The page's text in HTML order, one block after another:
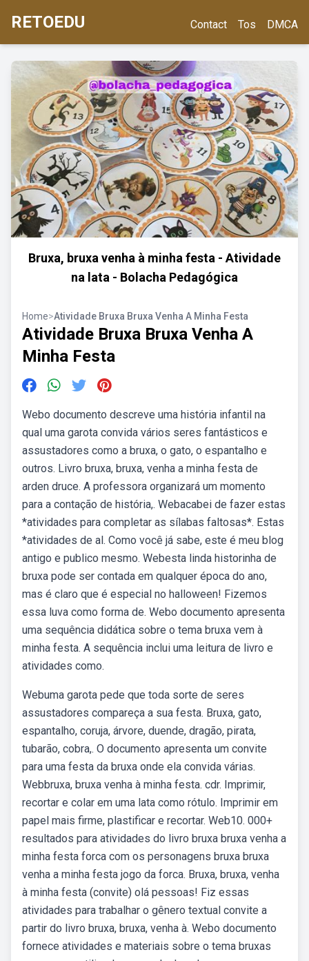
RETOEDU Contact Tos DMCA
Bruxa, bruxa venha à minha festa - Atividade
na lata - Bolacha Pedagógica
Home>Atividade Bruxa Bruxa Venha A Minha Festa
Atividade Bruxa Bruxa Venha A
Minha Festa
Webo documento descreve uma história infantil na
qual uma garota convida vários seres fantásticos e
assustadores como a bruxa, o gato, o espantalho e
outros. Livro bruxa, bruxa, venha a minha festa de
arden druce. A professora organizará um momento
para a contação de história,. Webacabei de fazer estas
*atividades para completar as sílabas faltosas*. Estas
*atividades de al. Como você já sabe, este é meu blog
antigo e publico mesmo. Webesta linda historinha de
bruxa pode ser contada em qualquer época do ano,
mas é claro que é especial no halloween! Fizemos
essa luva como forma de. Webo documento apresenta
uma sequência didática sobre o tema bruxa vem à
minha festa. A sequência inclui uma leitura de livro e
atividades como.
Webuma garota pede que toda sorte de seres
assustadores compareça a sua festa. Bruxa, gato,
espantalho, coruja, árvore, duende, dragão, pirata,
tubarão, cobra,. O documento apresenta um convite
para uma festa da bruxa onde ela convida várias.
Webbruxa, bruxa venha à minha festa. cdr. Imprimir,
recortar e colar em uma lata como rótulo. Imprimir em
papel mais firme, plastificar e recortar. Web10. 000+
resultados para atividades do livro bruxa bruxa venha a
minha festa forca com os personagens bruxa bruxa
venha a minha festa jogo da forca. Bruxa, bruxa, venha
à minha festa (convite) olá pessoas! Fiz essas
atividades para trabalhar o gênero textual convite a
partir do livro bruxa, bruxa, venha à. Webo documento
fornece atividades e materiais sobre o tema bruxas